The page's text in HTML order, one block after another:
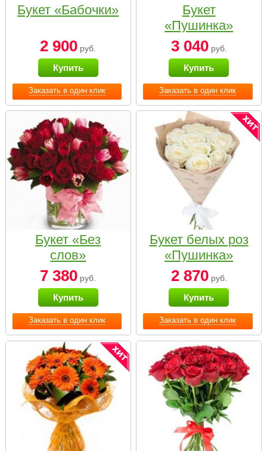
Заказать в один клик
Букет «Бабочки»
2 900 руб.
Купить
Заказать в один клик
Букет
«Пушинка»
3 040руб.
Купить
Заказать в один клик
Букет «Без
слов»
7 380 руб.
Купить
Заказать в один клик
Букет белых роз
«Пушинка»
2 870руб.
Купить